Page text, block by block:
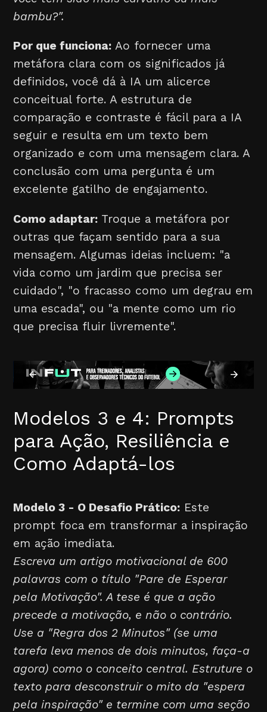
bambu?".
Por que funciona: Ao fornecer uma
metáfora clara com os significados já
definidos, você dá à IA um alicerce
conceitual forte. A estrutura de
comparação e contraste é fácil para a IA
seguir e resulta em um texto bem
organizado e com uma mensagem clara. A
conclusão com uma pergunta é um
excelente gatilho de engajamento.
Como adaptar: Troque a metáfora por
outras que façam sentido para a sua
mensagem. Algumas ideias incluem: "a
vida como um jardim que precisa ser
cuidado", "o fracasso como um degrau em
uma escada", ou "a mente como um rio
que precisa fluir livremente".
Modelos 3 e 4: Prompts
para Ação, Resiliência e
Como Adaptá-los
Modelo 3 - O Desafio Prático: Este
prompt foca em transformar a inspiração
em ação imediata.
Escreva um artigo motivacional de 600
palavras com o título "Pare de Esperar
pela Motivação". A tese é que a ação
precede a motivação, e não o contrário.
Use a "Regra dos 2 Minutos" (se uma
tarefa leva menos de dois minutos, faça-a
agora) como o conceito central. Estruture o
texto para desconstruir o mito da "espera
pela inspiração" e termine com uma seção